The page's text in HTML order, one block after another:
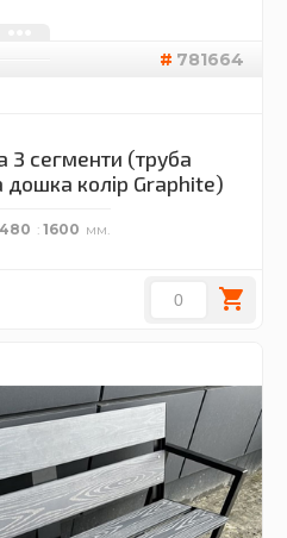
781664
3 сегменти (труба
дошка колір Graphite)
480 1600